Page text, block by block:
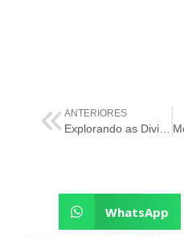
ANTERIORES
Explorando as Divisões da ISO 20000
WhatsApp